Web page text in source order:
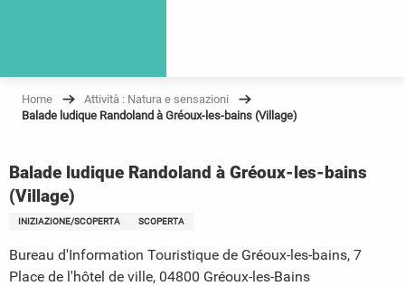
Home
Attività : Natura e sensazioni
Balade ludique Randoland à Gréoux-les-bains (Village)
Balade ludique Randoland à Gréoux-les-bains
(Village)
INIZIAZIONE/SCOPERTA SCOPERTA
Bureau d'Information Touristique de Gréoux-les-bains, 7
Place de l'hôtel de ville, 04800 Gréoux-les-Bains